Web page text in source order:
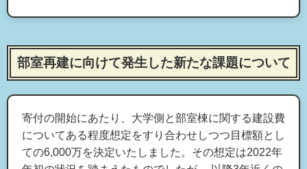
部室再建に向けて発生した新たな課題について
寄付の開始にあたり、大学側と部室棟に関する建設費
についてある程度想定をすり合わせしつつ目標額とし
ての6,000万を決定いたしました。その想定は2022年